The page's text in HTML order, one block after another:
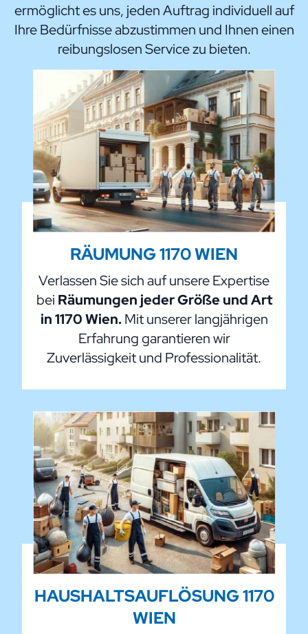
ermöglicht es uns, jeden Auftrag individuell auf
Ihre Bedürfnisse abzustimmen und Ihnen einen
reibungslosen Service zu bieten.
RÄUMUNG 1170 WIEN
Verlassen Sie sich auf unsere Expertise
bei Räumungen jeder Größe und Art
in 1170 Wien. Mit unserer langjährigen
Erfahrung garantieren wir
Zuverlässigkeit und Professionalität.
HAUSHALTSAUFLÖSUNG 1170
WIEN